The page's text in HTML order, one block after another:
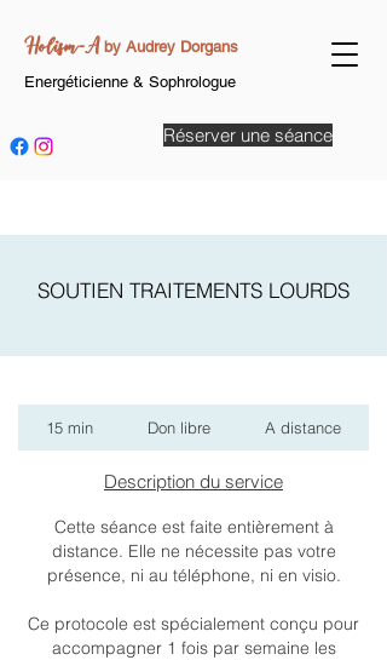
Holism-A by Audrey Dorgans
Energéticienne & Sophrologue
Réserver une séance
SOUTIEN TRAITEMENTS LOURDS
15 min1
5
m
Don libre A distance
Description du service
Cette séance est faite entièrement à
distance. Elle ne nécessite pas votre
présence, ni au téléphone, ni en visio.
Ce protocole est spécialement conçu pour
accompagner 1 fois par semaine les